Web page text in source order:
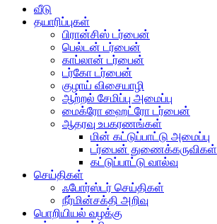
வீடு
தயாரிப்புகள்
பிரான்சிஸ் டர்பைன்
பெல்டன் டர்பைன்
காப்லான் டர்பைன்
டர்கோ டர்பைன்
குழாய் விசையாழி
ஆற்றல் சேமிப்பு அமைப்பு
மைக்ரோ ஹைட்ரோ டர்பைன்
ஆதரவு உபகரணங்கள்
மின் கட்டுப்பாட்டு அமைப்பு
டர்பைன் துணைக்கருவிகள்
கட்டுப்பாட்டு வால்வு
செய்திகள்
ஃபோர்ஸ்டர் செய்திகள்
நீர்மின்சக்தி அறிவு
பொறியியல் வழக்கு